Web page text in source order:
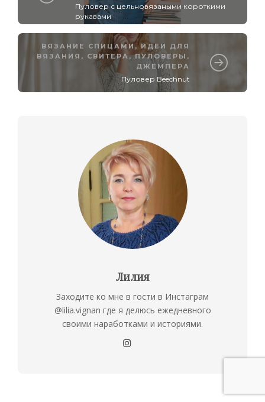
Пуловер с цельновязаными короткими
рукавами
ВЯЗАНИЕ СПИЦАМИ , ИДЕИ ДЛЯ
ВЯЗАНИЯ , СВИТЕРА, ПУЛОВЕРЫ,
ДЖЕМПЕРА
Пуловер Beechnut
Лилия
Заходите ко мне в гости в Инстаграм
@lilia.vignan где я делюсь ежедневного
своими наработками и историями.